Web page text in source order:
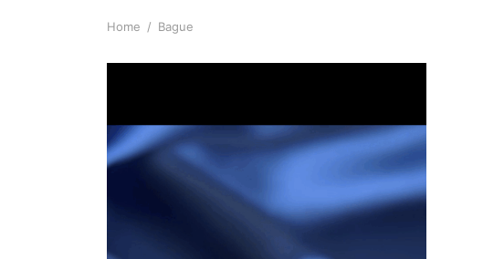
Home / Bague